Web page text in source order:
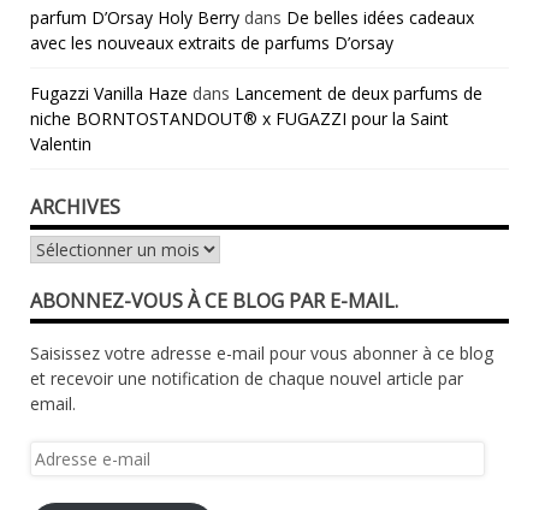
parfum D’Orsay Holy Berry dans De belles idées cadeaux
avec les nouveaux extraits de parfums D’orsay
Fugazzi Vanilla Haze dans Lancement de deux parfums de
niche BORNTOSTANDOUT® x FUGAZZI pour la Saint
Valentin
ARCHIVES
Archives
ABONNEZ-VOUS À CE BLOG PAR E-MAIL.
Saisissez votre adresse e-mail pour vous abonner à ce blog
et recevoir une notification de chaque nouvel article par
email.
Adresse
mail